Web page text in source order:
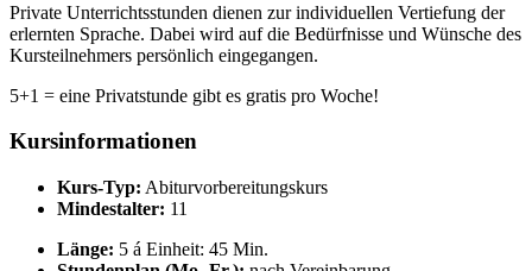
Private Unterrichtsstunden dienen zur individuellen Vertiefung der
erlernten Sprache. Dabei wird auf die Bedürfnisse und Wünsche des
Kursteilnehmers persönlich eingegangen.
5+1 = eine Privatstunde gibt es gratis pro Woche!
Kursinformationen
Kurs-Typ: Abiturvorbereitungskurs
Mindestalter: 11
Länge: 5 á Einheit: 45 Min.